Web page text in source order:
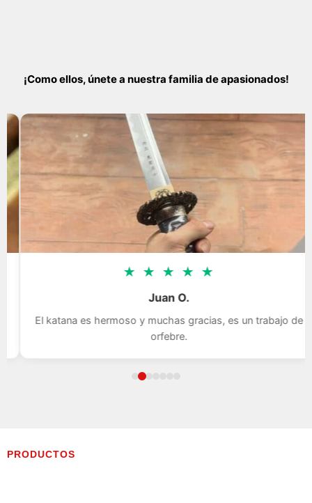
¡Como ellos, únete a nuestra familia de apasionados!
★ ★ ★ ★
Juan O.
El katana es hermoso y muchas gracias, es un trabajo de
orfebre.
PRODUCTOS